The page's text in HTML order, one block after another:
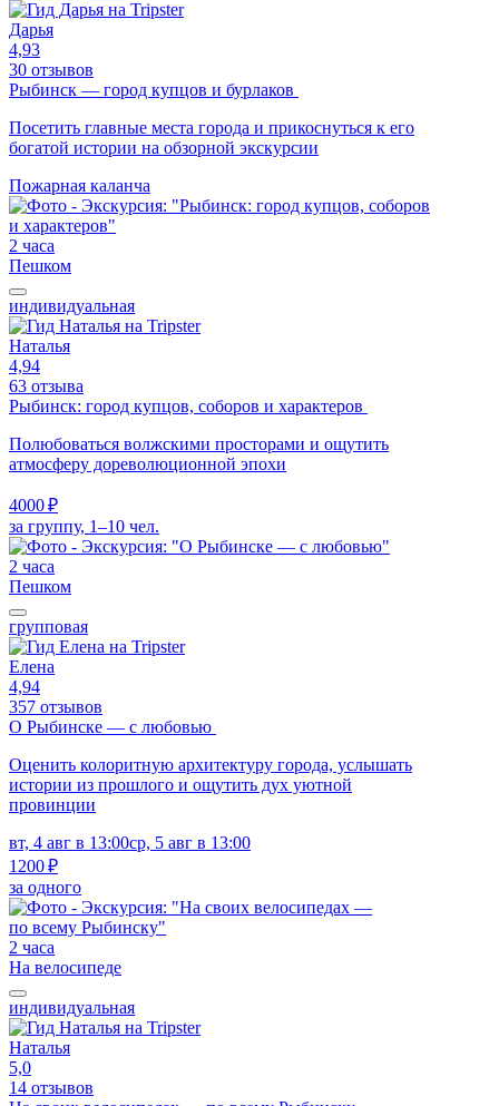
Дарья
4,93
30 отзывов
Рыбинск — город купцов и бурлаков
Посетить главные места города и прикоснуться к его
богатой истории на обзорной экскурсии
Пожарная каланча
2 часа
Пешком
индивидуальная
Наталья
4,94
63 отзыва
Рыбинск: город купцов, соборов и характеров
Полюбоваться волжскими просторами и ощутить
атмосферу дореволюционной эпохи
4000 ₽
за группу, 1–10 чел.
2 часа
Пешком
групповая
Елена
4,94
357 отзывов
О Рыбинске — с любовью
Оценить колоритную архитектуру города, услышать
истории из прошлого и ощутить дух уютной
провинции
вт, 4 авг в 13:00ср, 5 авг в 13:00
1200 ₽
за одного
2 часа
На велосипеде
индивидуальная
Наталья
5,0
14 отзывов